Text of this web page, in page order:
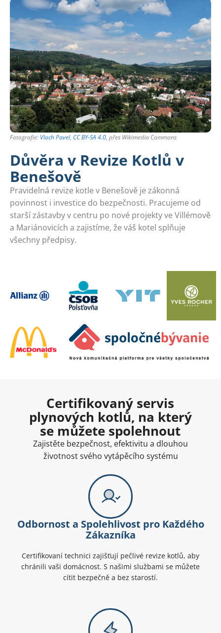
Fotografie: Vlach Pavel, CC BY-SA 4.0, přes Wikimedia Commons
Důvěra v Revize Kotlů v
Benešově
Pravidelná revize kotle v Benešově je zákonná
povinnost i investice do bezpečnosti. Pracujeme od
starší zástavby v centru po nové projekty ve Villémově
a Mariánovicích a zajistíme, že váš kotel splňuje
všechny předpisy.
Certifikovaný servis
plynových kotlů, na který
se můžete spolehnout
Zajistěte bezpečnost, efektivitu a dlouhou
životnost svého vytápěcího systému
Odbornost a Spolehlivost pro Každého
Zákazníka
Certifikovaní technici zajišťují pečlivé revize kotlů, aby
chránili vaši domácnost. S našimi službami se můžete
cítit bezpečně a bez starostí.